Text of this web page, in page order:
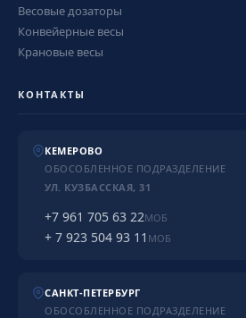
Весовые дозаторы
Конвейерные весы
Крановые весы
КОНТАКТЫ
КЕМЕРОВО
ОБОСОБЛЕННОЕ ПОДРАЗДЕЛЕНИЕ
УЛ. КУЗБАССКАЯ, 31
+7 961 705 63 22МОБ
+ 7 923 504 93 11 МОБ
САНКТ-ПЕТЕРБУРГ
ОБОСОБЛЕННОЕ ПОДРАЗДЕЛЕНИЕ